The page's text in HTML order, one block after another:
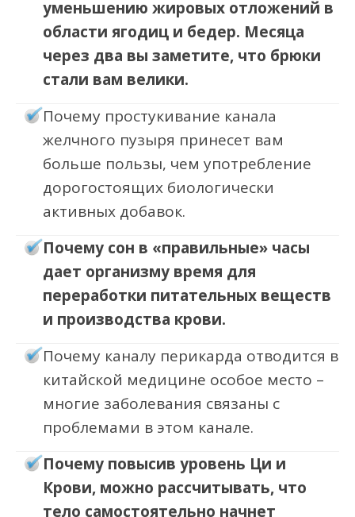
уменьшению жировых отложений в
области ягодиц и бедер. Месяца
через два вы заметите, что брюки
стали вам велики.
Почему простукивание канала
желчного пузыря принесет вам
больше пользы, чем употребление
дорогостоящих биологически
активных добавок.
Почему сон в «правильные» часы
дает организму время для
переработки питательных веществ
и производства крови.
Почему каналу перикарда отводится в
китайской медицине особое место –
многие заболевания связаны с
проблемами в этом канале.
Почему повысив уровень Ци и
Крови, можно рассчитывать, что
тело самостоятельно начнет